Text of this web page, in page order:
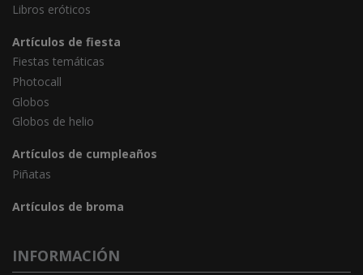
Libros eróticos
Artículos de fiesta
Fiestas temáticas
Photocall
Globos
Globos de helio
Artículos de cumpleaños
Piñatas
Artículos de broma
INFORMACIÓN